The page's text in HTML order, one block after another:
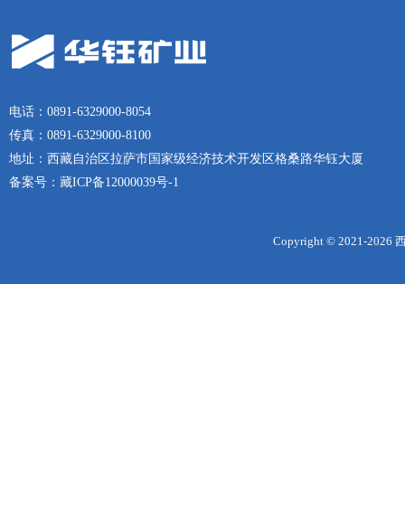
电话：0891-6329000-8054
传真：0891-6329000-8100
地址：西藏自治区拉萨市国家级经济技术开发区格桑路华钰大厦
备案号： 藏ICP备12000039号-1
Copyright © 2021-2026